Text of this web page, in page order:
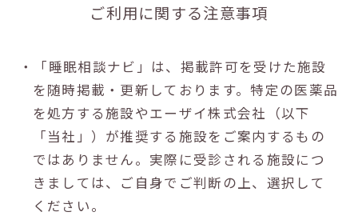
ご利用に関する注意事項
・「睡眠相談ナビ」は、掲載許可を受けた施設
を随時掲載・更新しております。特定の医薬品
を処方する施設やエーザイ株式会社（以下
「当社」）が推奨する施設をご案内するもの
ではありません。実際に受診される施設につ
きましては、ご自身でご判断の上、選択して
ください。